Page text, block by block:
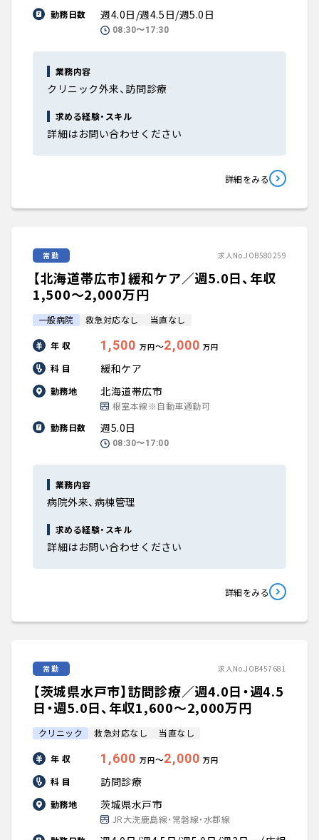
勤務日数
週4.0日/週4.5日/週5.0日
08:30〜17:30
業務内容
クリニック外来、訪問診療
求める経験・スキル
詳細はお問い合わせください
詳細をみる
常勤 求人No.JOB580259
【北海道帯広市】緩和ケア／週5.0日、年収
1,500〜2,000万円
一般病院 救急対応なし 当直なし
年 収 1,500 万円〜2,000 万円
科 目 緩和ケア
勤務地 北海道帯広市
根室本線※自動車通勤可
勤務日数
週5.0日
08:30〜17:00
業務内容
病院外来、病棟管理
求める経験・スキル
詳細はお問い合わせください
詳細をみる
常勤 求人No.JOB457681
【茨城県水戸市】訪問診療／週4.0日・週4.5
日・週5.0日、年収1,600〜2,000万円
クリニック 救急対応なし 当直なし
年 収 1,600 万円〜2,000 万円
科 目 訪問診療
勤務地 茨城県水戸市
JR大洗鹿島線・常磐線・水郡線